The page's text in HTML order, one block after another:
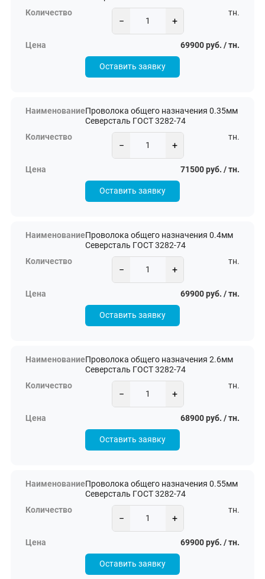
− +
тн.
69900 руб. / тн.
Оставить заявку
Проволока общего назначения 0.35мм
Северсталь ГОСТ 3282-74
− +
тн.
71500 руб. / тн.
Оставить заявку
Проволока общего назначения 0.4мм
Северсталь ГОСТ 3282-74
− +
тн.
69900 руб. / тн.
Оставить заявку
Проволока общего назначения 2.6мм
Северсталь ГОСТ 3282-74
− +
тн.
68900 руб. / тн.
Оставить заявку
Проволока общего назначения 0.55мм
Северсталь ГОСТ 3282-74
− +
тн.
69900 руб. / тн.
Оставить заявку